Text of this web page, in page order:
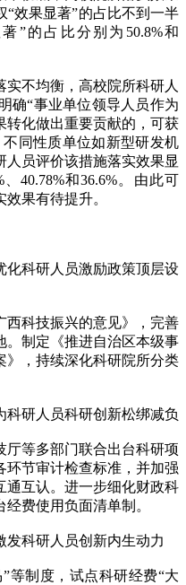
效果显著”的占比不到一半
”的占比分别为50.8%和
不均衡，高校院所科研人
确“事业单位领导人员作为
转化做出重要贡献的，可获
同性质单位如新型研发机
员评价该措施落实效果显
40.78%和36.6%。由此可
果有待提升。
科研人员激励政策顶层设
科技振兴的意见》，完善
。制定《推进自治区本级事
》，持续深化科研院所分类
研人员科研创新松绑减负
等多部门联合出台科研项
环节审计检查标准，并加强
通互认。进一步细化财政科
费使用负面清单制。
科研人员创新内生动力
制度，试点科研经费“大